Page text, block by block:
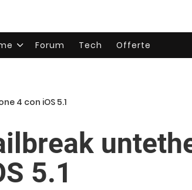
Forum Tech Offerte
4 con iOS 5.1
5.1